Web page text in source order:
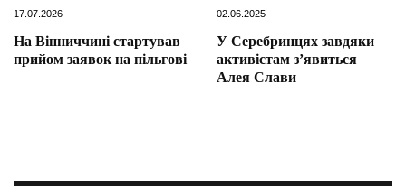
17.07.2026
На Вінниччині стартував
прийом заявок на пільгові
02.06.2025
У Серебринцях завдяки
активістам з’явиться
Алея Слави